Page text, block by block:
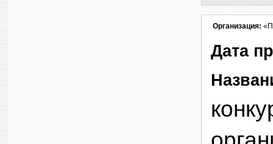
Организация:
Дата